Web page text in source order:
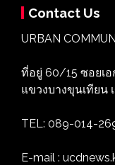
Contact Us
URBAN
ที่อยู่ 60/15 ซอยเอ
แขวงบางขุนเทียน
TEL: 089-014-
E-mail :